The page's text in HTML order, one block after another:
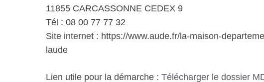
11855 CARCASSONNE CEDEX 9
Tél : 08 00 77 77 32
Site internet : https://www.aude.fr/la-maison-
laude
Lien utile pour la démarche : Télécharger le dossier